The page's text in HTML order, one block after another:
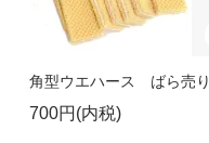
角型ウエハース ばら売り
700円(内税)